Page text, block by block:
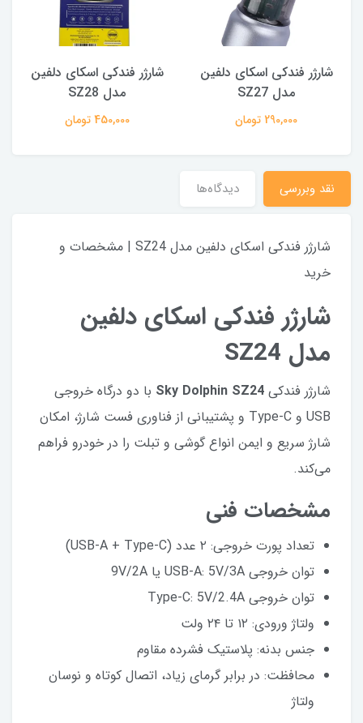
شارژر فندکی اسکای دلفین
مدل SZ27
290,000 تومان
شارژر فندکی اسکای دلفین
مدل SZ28
450,000 تومان
نقد وبررسی دیدگاه‌ها
شارژر فندکی اسکای دلفین مدل SZ24 | مشخصات و
خرید
شارژر فندکی اسکای دلفین
مدل SZ24
شارژر فندکی Sky Dolphin SZ24 با دو درگاه خروجی
USB و Type-C و پشتیبانی از فناوری فست شارژ، امکان
شارژ سریع و ایمن انواع گوشی و تبلت را در خودرو فراهم
می‌کند.
مشخصات فنی
تعداد پورت خروجی: ۲ عدد (USB-A + Type-C)
توان خروجی USB-A: 5V/3A یا 9V/2A
توان خروجی Type-C: 5V/2.4A
ولتاژ ورودی: ۱۲ تا ۲۴ ولت
جنس بدنه: پلاستیک فشرده مقاوم
محافظت: در برابر گرمای زیاد، اتصال کوتاه و نوسان
ولتاژ